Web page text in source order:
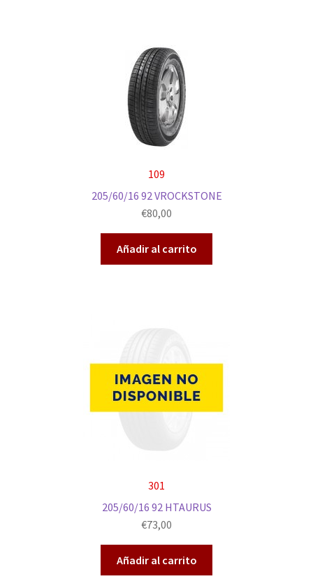
109
205/60/16 92 VROCKSTONE
€80,00
Añadir al carrito
301
205/60/16 92 HTAURUS
€73,00
Añadir al carrito